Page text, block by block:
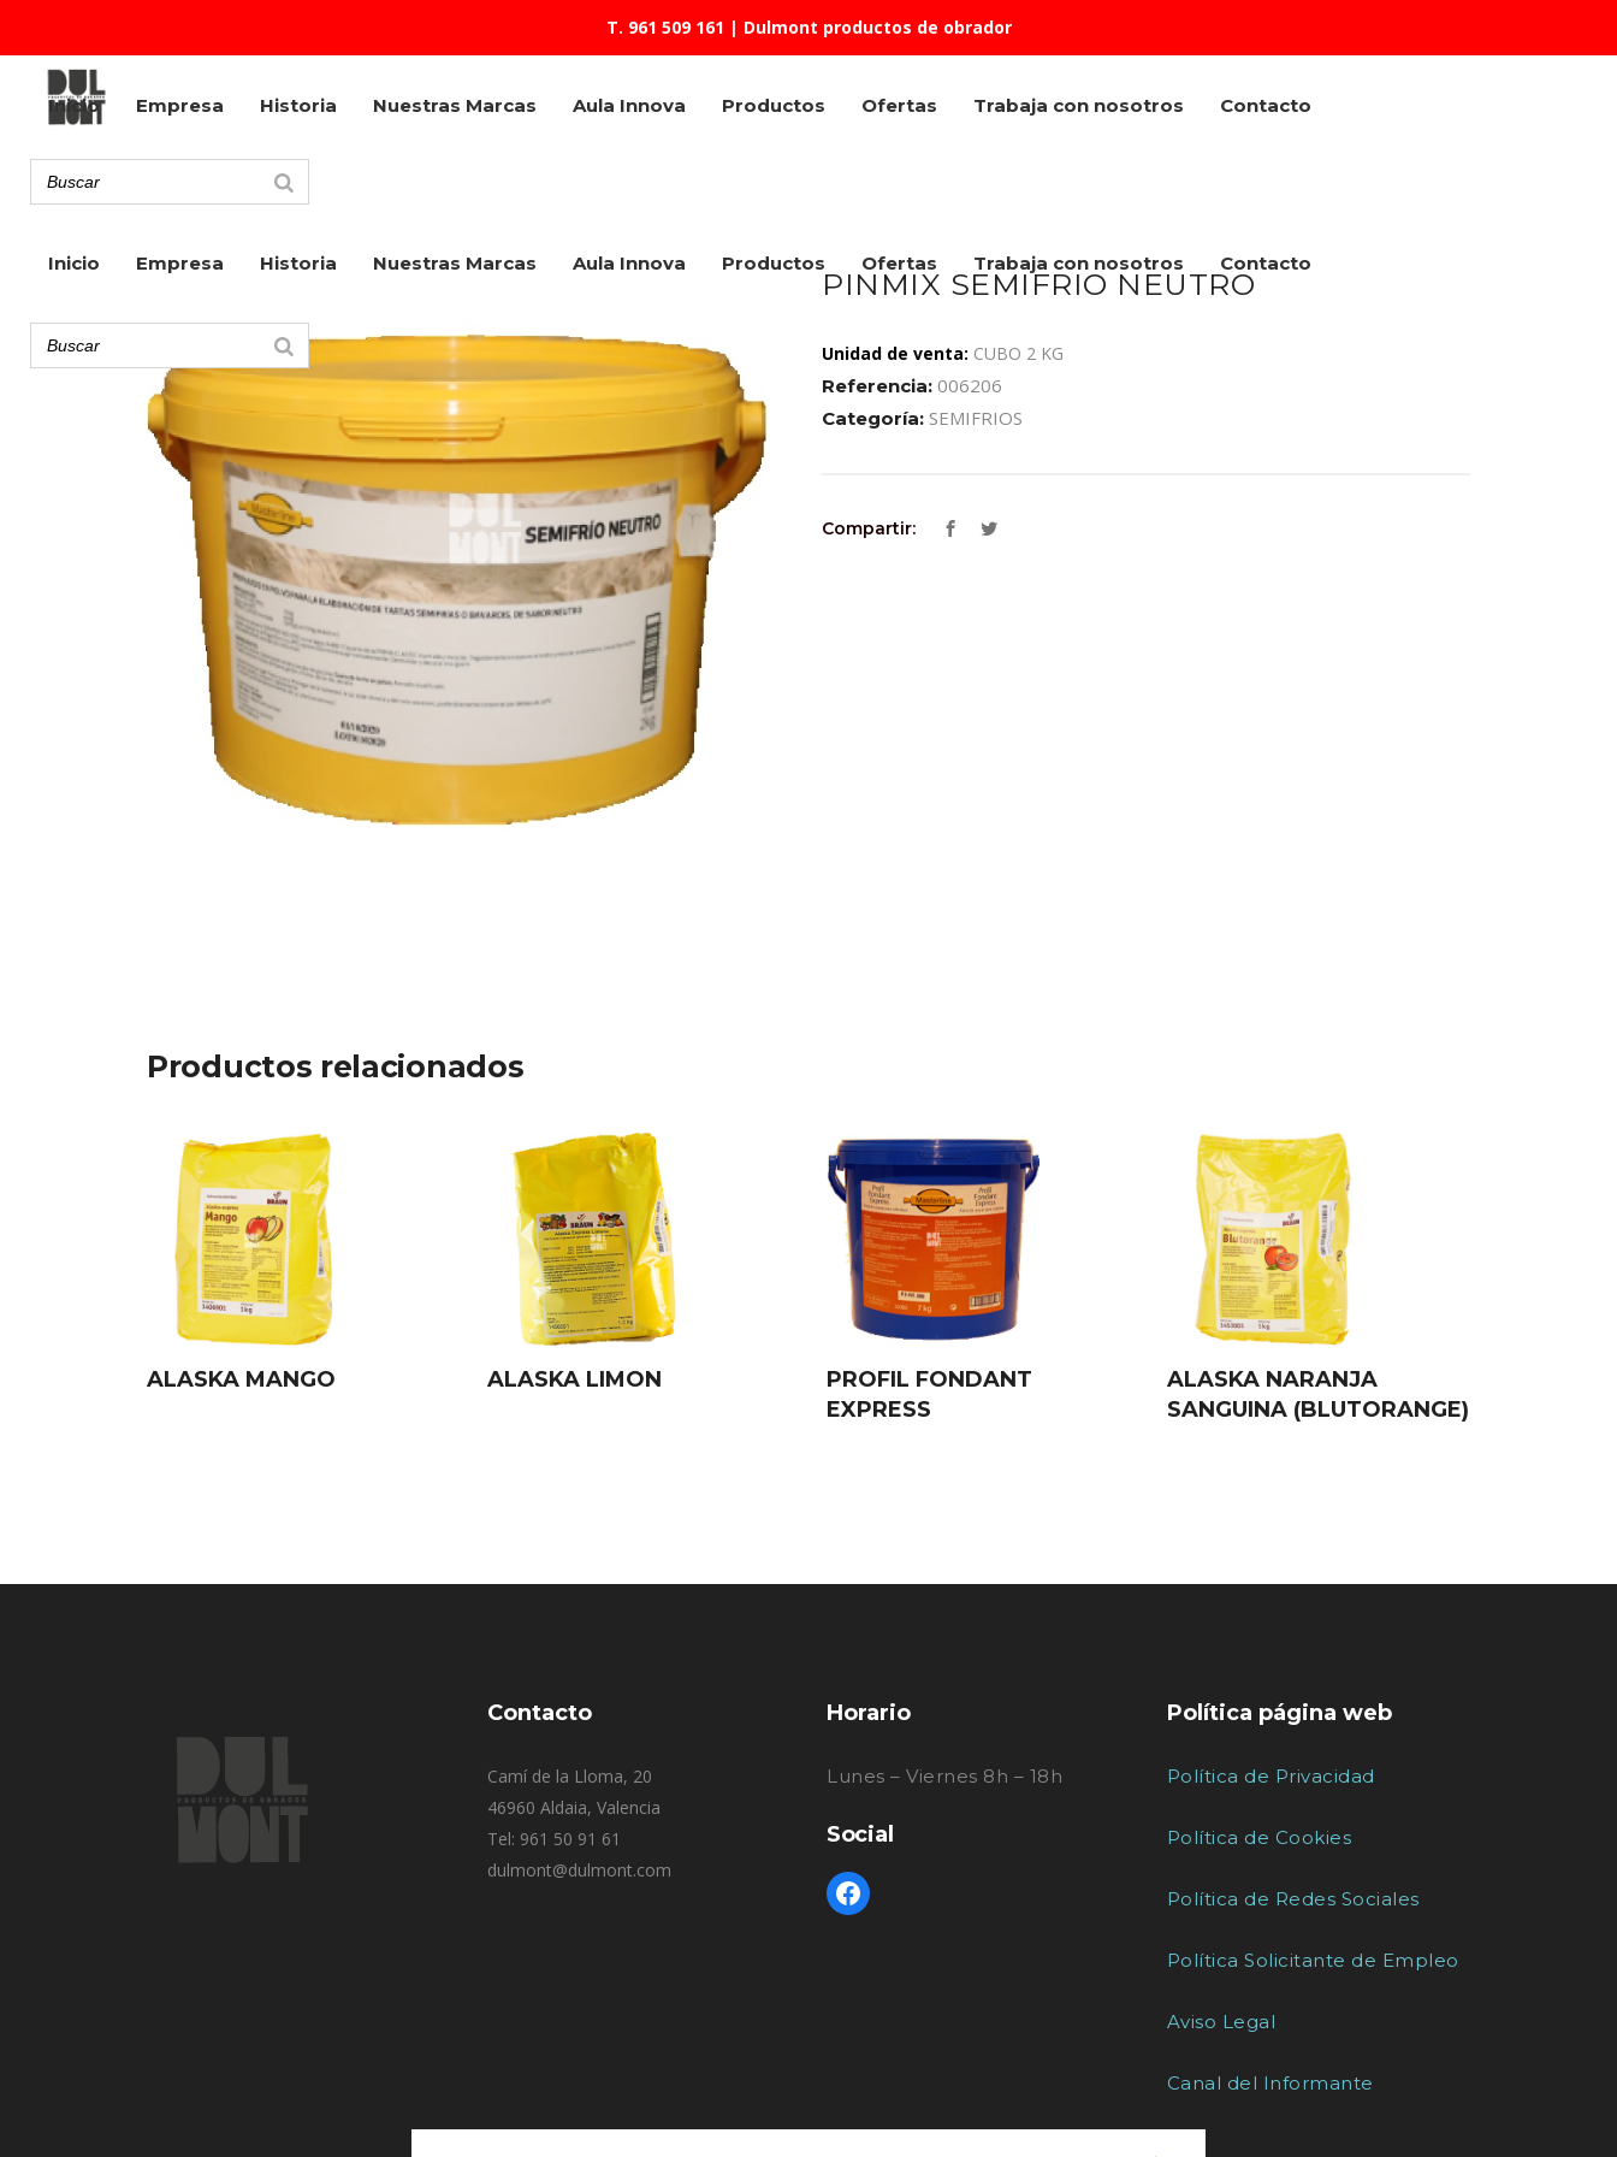
T. 961 509 161 | Dulmont productos de obrador
Inicio Empresa Historia Nuestras Marcas Aula Innova Productos Ofertas Trabaja con nosotros Contacto
Inicio Empresa Historia Nuestras Marcas Aula Innova Productos Ofertas Trabaja con nosotros Contacto
PINMIX SEMIFRIO NEUTRO
Unidad de venta: CUBO 2 KG
Referencia: 006206
Categoría: SEMIFRIOS
Compartir:
Productos relacionados
ALASKA MANGO ALASKA LIMON
PROFIL FONDANT
EXPRESS
ALASKA NARANJA
SANGUINA (BLUTORANGE)
Contacto
Camí de la Lloma, 20
46960 Aldaia, Valencia
Tel: 961 50 91 61
dulmont@dulmont.com
Horario
Lunes – Viernes 8h – 18h
Social
Política página web
Política de Privacidad
Política de Cookies
Política de Redes Sociales
Política Solicitante de Empleo
Aviso Legal
Canal del Informante